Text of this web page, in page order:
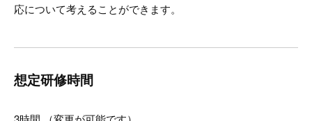
応について考えることができます。
想定研修時間